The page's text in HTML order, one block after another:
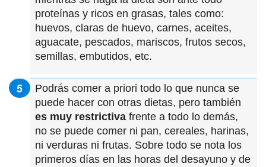
proteínas y ricos en grasas, tales como:
huevos, claras de huevo, carnes, aceites,
aguacate, pescados, mariscos, frutos secos,
semillas, embutidos, etc.
Podrás comer a priori todo lo que nunca se
puede hacer con otras dietas, pero también
es muy restrictiva frente a todo lo demás,
no se puede comer ni pan, cereales, harinas,
ni verduras ni frutas. Sobre todo se nota los
primeros días en las horas del desayuno y de